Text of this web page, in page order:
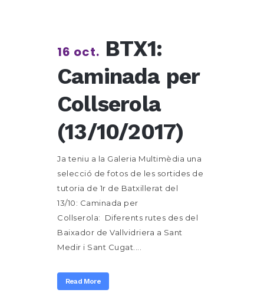
16 oct. BTX1:
Caminada per
Collserola
(13/10/2017)
Ja teniu a la Galeria Multimèdia una
selecció de fotos de les sortides de
tutoria de 1r de Batxillerat del
13/10: Caminada per
Collserola: Diferents rutes des del
Baixador de Vallvidriera a Sant
Medir i Sant Cugat....
Read More